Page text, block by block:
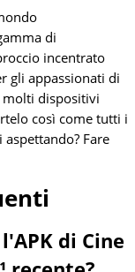
di
incentrato
gli appassionati di
molti dispositivi
così come tutti i
Fare
di Cine